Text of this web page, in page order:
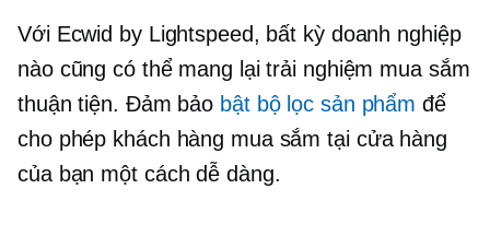
Với Ecwid by Lightspeed, bất kỳ doanh nghiệp
nào cũng có thể mang lại trải nghiệm mua sắm
thuận tiện. Đảm bảo bật bộ lọc sản phẩm để
cho phép khách hàng mua sắm tại cửa hàng
của bạn một cách dễ dàng.